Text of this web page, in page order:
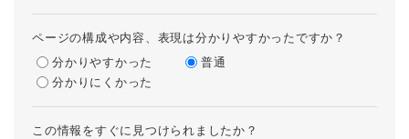
ページの構成や内容、表現は分かりやすかったですか？
分かりやすかった
普通
分かりにくかった
この情報をすぐに見つけられましたか？